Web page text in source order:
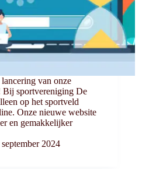
van onze
Bij sportvereniging De
op het sportveld
Onze nieuwe website
en gemakkelijker
september 2024